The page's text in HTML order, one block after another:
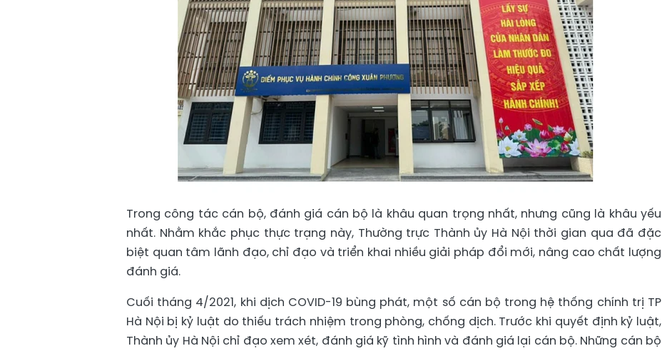
Trong công tác cán bộ, đánh giá cán bộ là khâu quan trọng nhất, nhưng cũng là khâu yếu
nhất. Nhằm khắc phục thực trạng này, Thường trực Thành ủy Hà Nội thời gian qua đã đặc
biệt quan tâm lãnh đạo, chỉ đạo và triển khai nhiều giải pháp đổi mới, nâng cao chất lượng
đánh giá.
Cuối tháng 4/2021, khi dịch COVID-19 bùng phát, một số cán bộ trong hệ thống chính trị TP
Hà Nội bị kỷ luật do thiếu trách nhiệm trong phòng, chống dịch. Trước khi quyết định kỷ luật,
Thành ủy Hà Nội chỉ đạo xem xét, đánh giá kỹ tình hình và đánh giá lại cán bộ. Những cán bộ